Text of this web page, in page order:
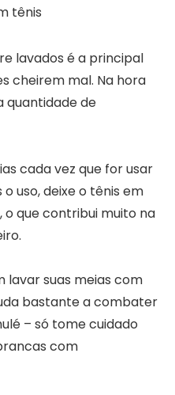
lavados é a principal
cheirem mal. Na hora
quantidade de
cada vez que for usar
uso, deixe o tênis em
que contribui muito na
lavar suas meias com
bastante a combater
– só tome cuidado
com